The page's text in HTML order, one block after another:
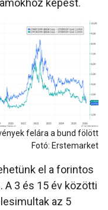
képest.
felára a bund fölött
Fotó: Erstemarket
el a forintos
A 3 és 15 év közötti
az 5